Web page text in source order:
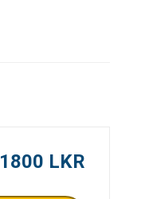
1800 LKR